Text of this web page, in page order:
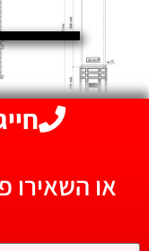
חייגו 072-
או השאירו